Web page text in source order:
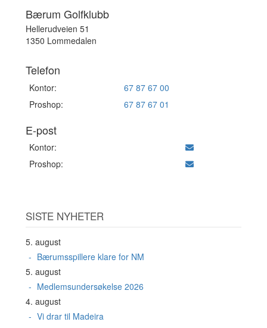
Bærum Golfklubb
Hellerudveien 51
1350 Lommedalen
Telefon
Kontor:
67 87 67 00
Proshop:
67 87 67 01
E-post
Kontor:
Proshop:
SISTE NYHETER
5. august
Bærumsspillere klare for NM
5. august
Medlemsundersøkelse 2026
4. august
Vi drar til Madeira